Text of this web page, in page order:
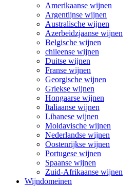
Amerikaanse wijnen
Argentijnse wijnen
Australische wijnen
Azerbeidzjaanse wijnen
Belgische wijnen
chileense wijnen
Duitse wijnen
Franse wijnen
Georgische wijnen
Griekse wijnen
Hongaarse wijnen
Italiaanse wijnen
Libanese wijnen
Moldavische wijnen
Nederlandse wijnen
Oostenrijkse wijnen
Portugese wijnen
Spaanse wijnen
Zuid-Afrikaanse wijnen
Wijndomeinen